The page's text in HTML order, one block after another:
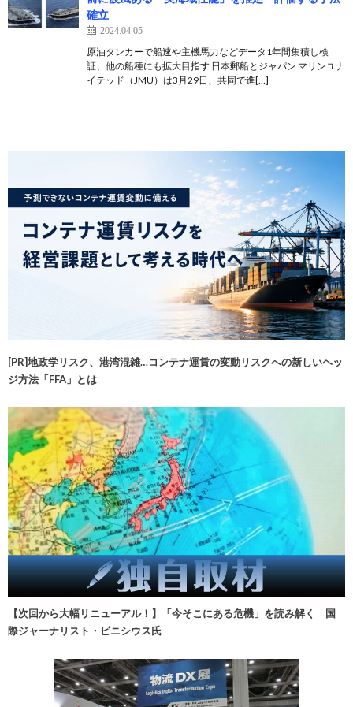
確立
2024.04.05
原油タンカーで船速や主機馬力などデータ1年間集積し検
証、他の船種にも拡大目指す 日本郵船とジャパン マリンユナ
イテッド（JMU）は3月29日、共同で進[…]
[PR]地政学リスク、港湾混雑…コンテナ運賃の変動リスクへの新しいヘッ
ジ方法「FFA」とは
【次回から大幅リニューアル！】「今そこにある危機」を読み解く 国
際ジャーナリスト・ビニシウス氏